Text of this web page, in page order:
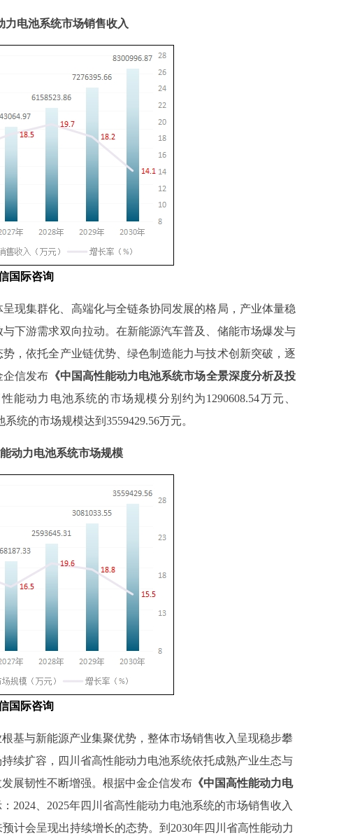
力电池系统市场销售收入
国际咨询
现集群化、高端化与全链条协同发展的格局，产业体量稳
下游需求双向拉动。在新能源汽车普及、储能市场爆发与
，依托全产业链优势、绿色制造能力与技术创新突破，逐
企信发布 《中国高性能动力电池系统市场全景深度分析及投
能动力电池系统的市场规模分别 约为1290608.54万元、
统的市场规模达到 3559429.56万元。
动力电池系统市场规模
国际咨询
基与新能源产业集聚优势，整体市场销售收入呈现稳步攀
续扩容，四川省高性能动力电池系统依托成熟产业生态与
展韧性不断增强。根据中金企信发布 《中国高性能动力电
2024、2025年四川省高性能动力电池系统的市场销售收入
预计会呈现出持续增长的态势。到 2030年四川省高性能动力